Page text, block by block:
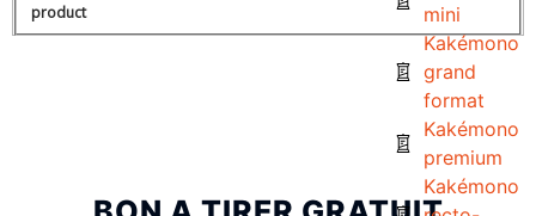
mini
Kakémono
grand
format
Kakémono
premium
Kakémono
product